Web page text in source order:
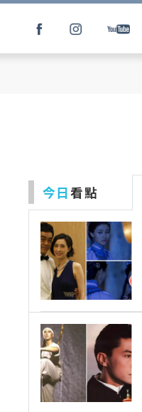
今日看點